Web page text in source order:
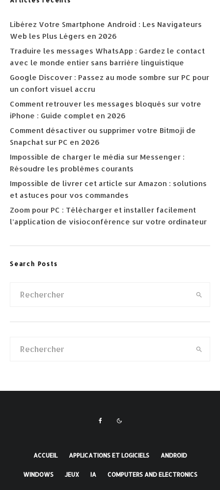
Libérez Votre Smartphone Android : Les Navigateurs
Web les Plus Légers en 2026
Traduire les messages WhatsApp : Gardez le contact
avec le monde entier sans barrière linguistique
Google Discover : Passez au mode sombre sur PC pour
un confort visuel accru
Comment retrouver les messages bloqués sur votre
iPhone : Guide complet en 2026
Comment désactiver ou supprimer votre Bitmoji de
Snapchat sur PC en 2026
Impossible de charger le média sur Messenger :
Résoudre les problèmes courants
Impossible de livrer cet article sur Amazon : solutions
et astuces pour vos commandes
Zoom pour PC : Télécharger et installer facilement
l’application de visioconférence sur votre ordinateur
Search Posts
ACCUEIL APPLICATIONS ET LOGICIELS ANDROID
WINDOWS JEUX IA COMPUTERS AND ELECTRONICS